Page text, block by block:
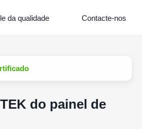
da qualidade Contacte-nos
do painel de